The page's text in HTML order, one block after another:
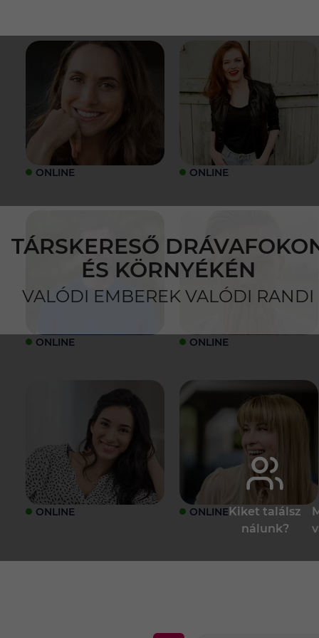
TÁRSKERESŐ
ÉS KÖRNYÉKÉN
VALÓDI EMBEREK VALÓDI RANDI
ONLINE ONLINE
ONLINE ONLINE
ONLINE ONLINEKiket találsz
nálunk?